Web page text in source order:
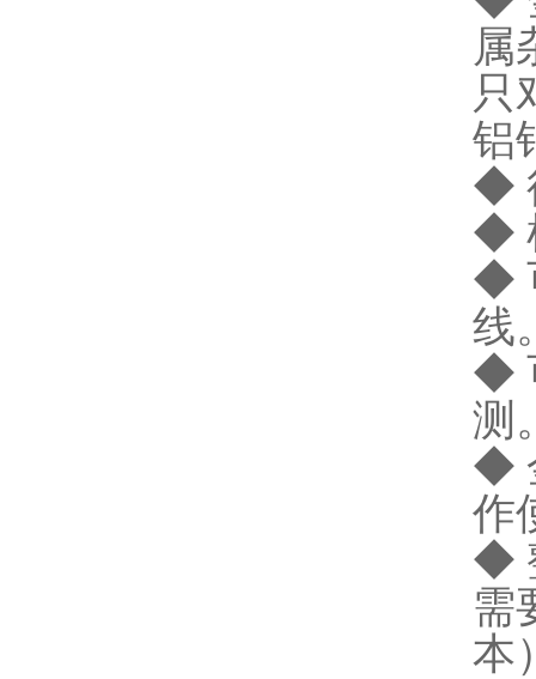
属
只
铝
◆
◆
◆
线
◆
测
◆
作
◆
需
本